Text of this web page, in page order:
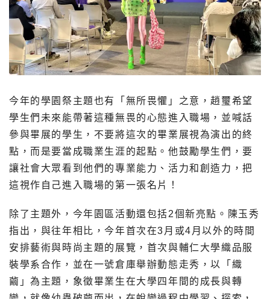
今年的學園祭主題也有「無所畏懼」之意，趙璽希望
學生們未來能帶著這種無畏的心態進入職場，並喊話
參與畢展的學生，不要將這次的畢業展視為演出的終
點，而是要當成職業生涯的起點。他鼓勵學生們，要
讓社會大眾看到他們的專業能力、活力和創造力，把
這視作自己進入職場的第一張名片！
除了主題外，今年園區活動還包括2個新亮點。陳玉秀
指出，與往年相比，今年首次在3月或4月以外的時間
安排藝術與時尚主題的展覽，首次與輔仁大學織品服
裝學系合作，並在一號倉庫舉辦動態走秀，以「織
繭」為主題，象徵畢業生在大學四年間的成長與轉